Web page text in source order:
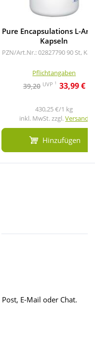
Pure Encapsulations L-
Kapseln
PZN/Art.Nr.: 0282779090 St,
Pflichtangaben
39,20 UVP 1 33,99 €
430,25 €/1 kg
inkl. MwSt. zzgl.Versand
Hinzufügen
E-Mail oder Chat.